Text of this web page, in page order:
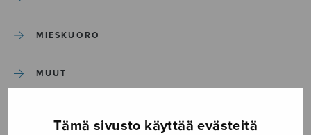
Tämä sivusto käyttää evästeitä
MIESKUORO
MUUT